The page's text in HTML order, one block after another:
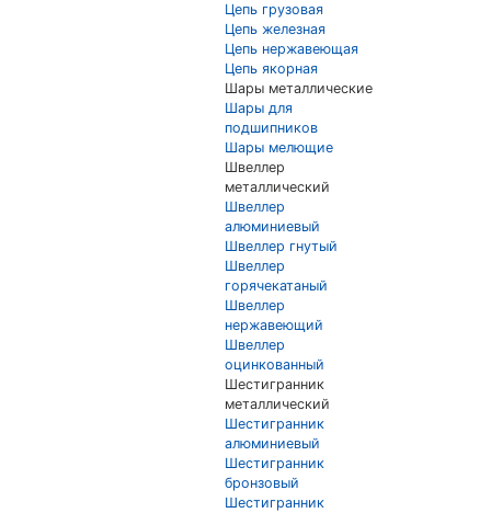
Цепь грузовая
Цепь железная
Цепь нержавеющая
Цепь якорная
Шары металлические
Шары для
подшипников
Шары мелющие
Швеллер
металлический
Швеллер
алюминиевый
Швеллер гнутый
Швеллер
горячекатаный
Швеллер
нержавеющий
Швеллер
оцинкованный
Шестигранник
металлический
Шестигранник
алюминиевый
Шестигранник
бронзовый
Шестигранник